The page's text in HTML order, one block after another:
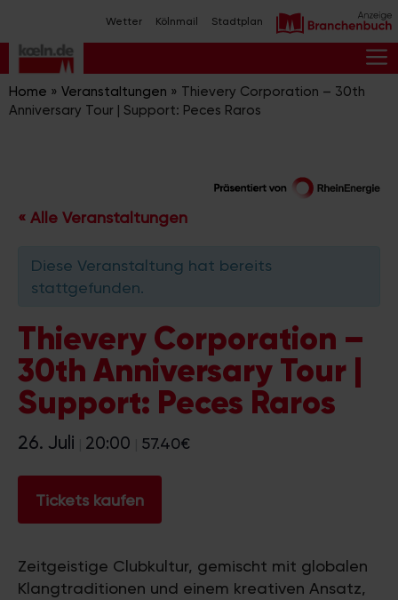
Inhalt
springen
Wetter Kölnmail Stadtplan
Home » Veranstaltungen » Thievery Corporation – 30th
Anniversary Tour | Support: Peces Raros
« Alle Veranstaltungen
Diese Veranstaltung hat bereits
stattgefunden.
Thievery Corporation –
30th Anniversary Tour |
Support: Peces Raros
26. Juli 20:00 57.40€
Tickets kaufen
Zeitgeistige Clubkultur, gemischt mit globalen
Klangtraditionen und einem kreativen Ansatz,